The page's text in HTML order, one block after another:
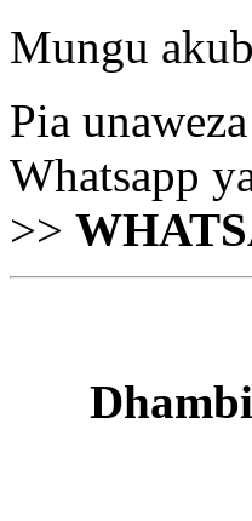
Mungu
Pia
Whatsapp
>>